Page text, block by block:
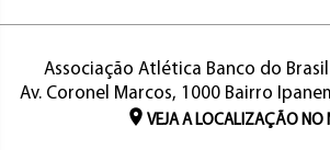
Associação Atlética Banco do
Av. Coronel Marcos, 1000 Bairro
VEJA A LOCALIZAÇÃO NO